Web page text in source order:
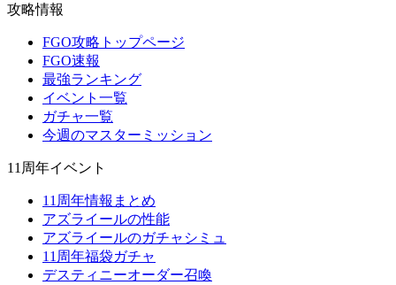
攻略情報
FGO攻略トップページ
FGO速報
最強ランキング
イベント一覧
ガチャ一覧
今週のマスターミッション
11周年イベント
11周年情報まとめ
アズライールの性能
アズライールのガチャシミュ
11周年福袋ガチャ
デスティニーオーダー召喚